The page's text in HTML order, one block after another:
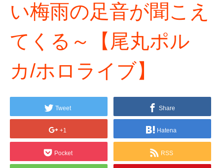
い梅雨の足音が聞こえ
てくる～【尾丸ポル
カ/ホロライブ】
Tweet Share
+1 Hatena
Pocket RSS